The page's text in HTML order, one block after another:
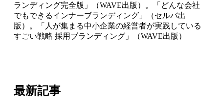
ランディング完全版」（WAVE出版）。「どんな会社
でもできるインナーブランディング」（セルバ出
版）。「人が集まる中小企業の経営者が実践している
すごい戦略 採用ブランディング」（WAVE出版）
最新記事